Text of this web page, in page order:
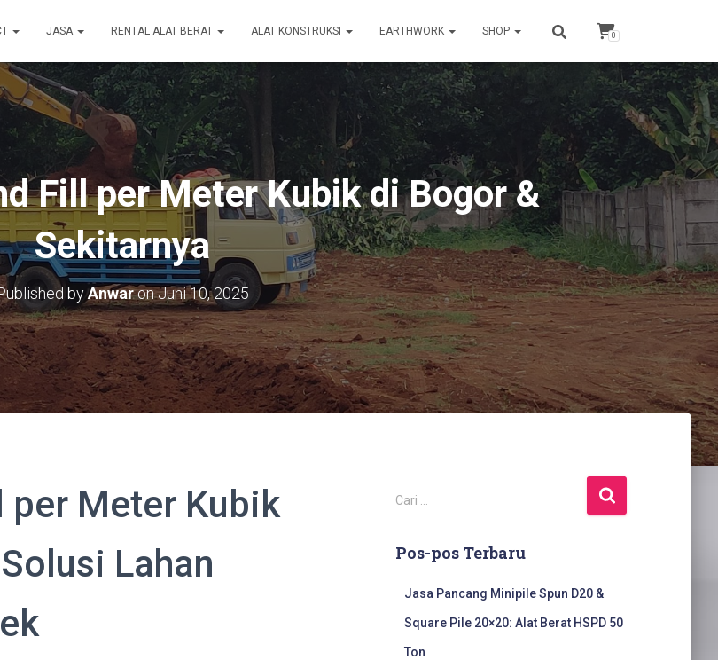
JASA RENTAL ALAT BERAT ALAT KONSTRUKSI EARTHWORK SHOP 0
Fill per Meter Kubik di Bogor &
Sekitarnya
byAnwaronJuni 10, 2025
per Meter Kubik
Lahan
C
a
i
Cari …
Pos-pos Terbaru
Jasa Pancang Minipile Spun D20 &
Square Pile 20×20: Alat Berat HSPD 50
Ton